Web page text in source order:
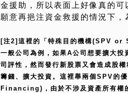
金援助，所以表面上好像真的
願意再挹注資金救援的情況下
[注2]這裡的「特殊目的機構(SPV or
一般公司為例，如果A公司想要擴大
司評性，然而發行新股票又會造成股
籌錢、擴大投資。這裡舉兩個SPV
Financing)，由於不涉及資產所有權